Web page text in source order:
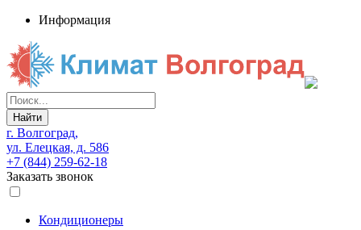
Информация
Найти
г. Волгоград,
ул. Елецкая, д. 586
+7 (844) 259-62-18
Заказать звонок
Кондиционеры